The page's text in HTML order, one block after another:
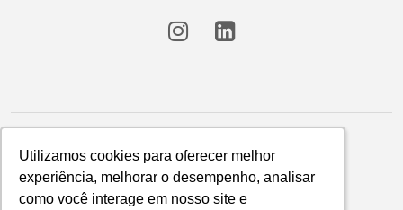
Utilizamos cookies para oferecer melhor
experiência, melhorar o desempenho, analisar
como você interage em nosso site e
Utilizamos cookies para oferecer melhor
experiência, melhorar o desempenho, analisar
como você interage em nosso site e
Política de Privacidade